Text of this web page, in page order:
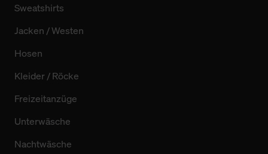
Sweatshirts
Jacken / Westen
Hosen
Kleider / Röcke
Freizeitanzüge
Unterwäsche
Nachtwäsche